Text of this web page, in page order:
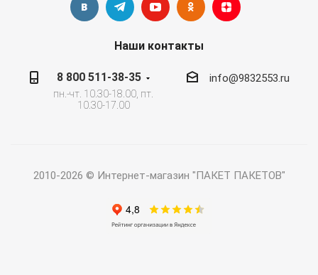
Наши контакты
8 800 511-38-35
пн.-чт. 10.30-18.00, пт.
10.30-17.00
info@9832553.ru
2010-2026 © Интернет-магазин "ПАКЕТ ПАКЕТОВ"